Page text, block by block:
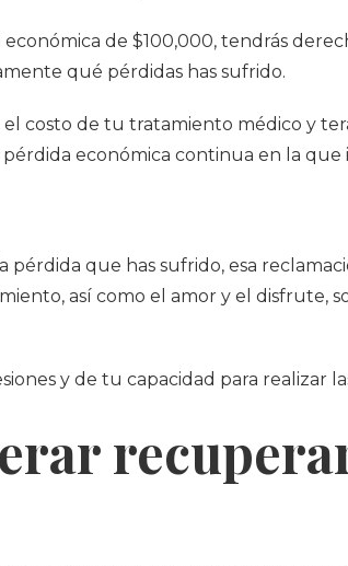
de $100,000, tendrás
qué pérdidas has sufrido.
costo de tu tratamiento médico y
económica continua en la que
que has sufrido, esa
así como el amor y el disfrute,
y de tu capacidad para realizar